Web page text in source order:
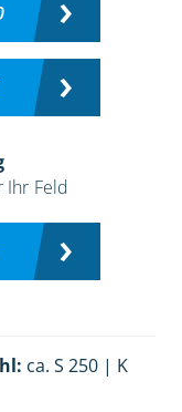
Ihr Feld
ca. S 250 | K